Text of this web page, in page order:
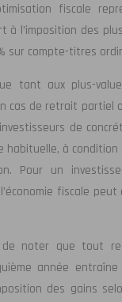
fiscale
à l’imposition des
sur compte-titres
tant aux plus-
cas de retrait partiel
de
habituelle, à
Pour un
fiscale
noter que tout
année
des gains